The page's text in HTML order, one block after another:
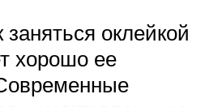
оклейкой
хорошо ее